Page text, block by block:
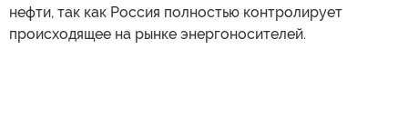
нефти, так как Россия полностью контролирует
происходящее на рынке энергоносителей.